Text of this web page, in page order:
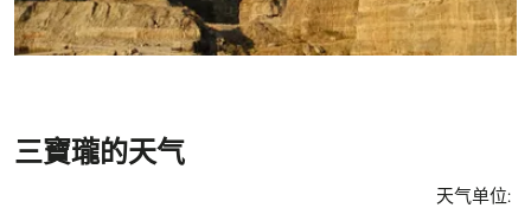
三寶瓏的天气
天气单位: